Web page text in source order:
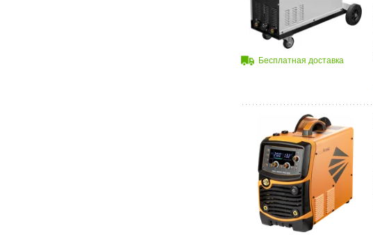
Бесплатная доставка